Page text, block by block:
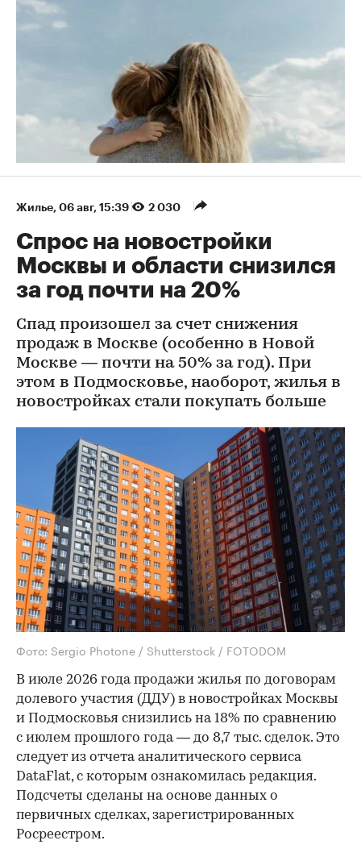
Жилье 06 авг, 15:39 2 030
Спрос на новостройки
Москвы и области снизился
за год почти на 20%
Спад произошел за счет снижения
продаж в Москве (особенно в Новой
Москве — почти на 50% за год). При
этом в Подмосковье, наоборот, жилья в
новостройках стали покупать больше
Фото: Sergio Photone / Shutterstock / FOTODOM
В июле 2026 года продажи жилья по договорам
долевого участия (ДДУ) в новостройках Москвы
и Подмосковья снизились на 18% по сравнению
с июлем прошлого года — до 8,7 тыс. сделок. Это
следует из отчета аналитического сервиса
DataFlat, с которым ознакомилась редакция.
Подсчеты сделаны на основе данных о
первичных сделках, зарегистрированных
Росреестром.